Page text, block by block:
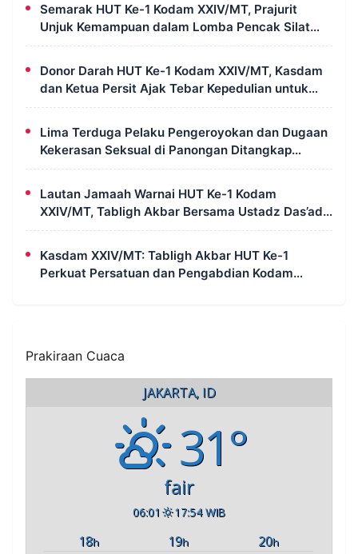
Semarak HUT Ke-1 Kodam XXIV/MT, Prajurit
Unjuk Kemampuan dalam Lomba Pencak Silat
Militer
Donor Darah HUT Ke-1 Kodam XXIV/MT, Kasdam
dan Ketua Persit Ajak Tebar Kepedulian untuk
Sesama
Lima Terduga Pelaku Pengeroyokan dan Dugaan
Kekerasan Seksual di Panongan Ditangkap
Polresta Tangerang
Lautan Jamaah Warnai HUT Ke-1 Kodam
XXIV/MT, Tabligh Akbar Bersama Ustadz Das’ad
Latif Penuh Kehangatan dan Kebersamaan
Kasdam XXIV/MT: Tabligh Akbar HUT Ke-1
Perkuat Persatuan dan Pengabdian Kodam
Prakiraan Cuaca
JAKARTA, ID
31°
fair
06:01 17:54 WIB
18h 19h 20h